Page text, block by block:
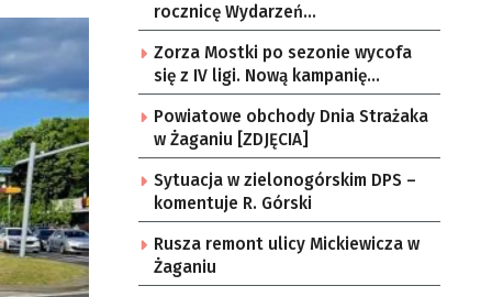
rocznicę Wydarzeń
Zielonogórskich [GALERIA ZDJĘĆ]
Zorza Mostki po sezonie wycofa
się z IV ligi. Nową kampanię
rozpocznie w klasie A
Powiatowe obchody Dnia Strażaka
w Żaganiu [ZDJĘCIA]
Sytuacja w zielonogórskim DPS –
komentuje R. Górski
Rusza remont ulicy Mickiewicza w
Żaganiu